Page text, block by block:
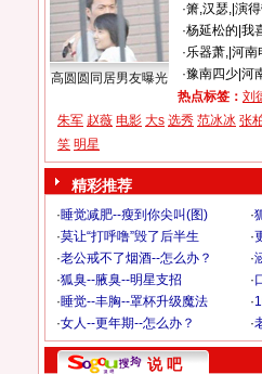
高圆圆同居男友曝光
·箫,汉瑟,| 演
·杨延松的 我
·乐器萧,| 河南
·豫南四少| 河
热点标签： 刘
朱军 赵薇 电影 大s 选秀 范冰冰 张
笑 明星
精彩推荐
·睡觉减肥--瘦到你尖叫(图) ·
·莫让“打呼噜”毁了后半生 ·
·老公戒不了烟酒--怎么办？ ·
·狐臭--腋臭--明星支招 ·
·睡觉--丰胸--罩杯升级魔法 ·
·女人--更年期--怎么办？ ·
说 吧